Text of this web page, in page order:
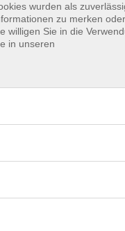
wurden als
zu merken
willigen Sie in die
in unseren